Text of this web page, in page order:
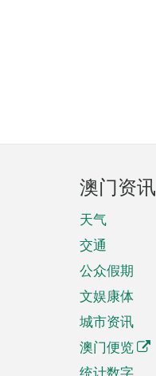
澳门资讯
天气
交通
公众假期
文娱康体
城市资讯
澳门便览